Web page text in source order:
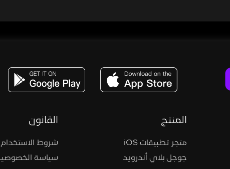
المنتج
متجر تطبيقات iOS
جوجل بلاي أندرويد
القانون
شروط الاستخدام
سياسة